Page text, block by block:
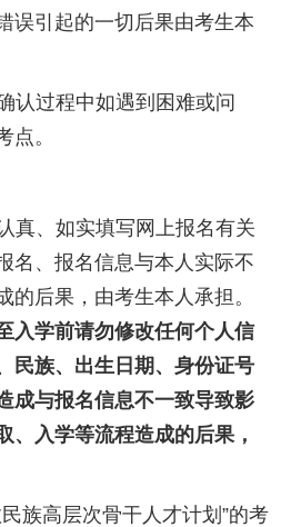
误引起的一切后果由考生本
过程中如遇到困难或问
点。
如实填写网上报名有关
名、报名信息与本人实际不
的后果，由考生本人承担。
入学前请勿修改任何个人信
民族、出生日期、身份证号
成与报名信息不一致导致影
、入学等流程造成的后果，
高层次骨干人才计划”的考